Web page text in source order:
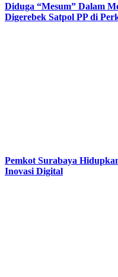
Diduga “Mesum” Dalam
Digerebek Satpol PP di
Pemkot Surabaya
Inovasi Digital